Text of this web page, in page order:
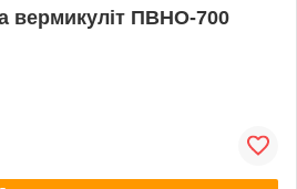
вермикуліт ПВНО-700